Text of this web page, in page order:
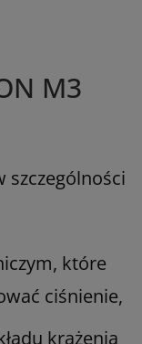
M3
szczególności
które
ciśnienie,
krążenia